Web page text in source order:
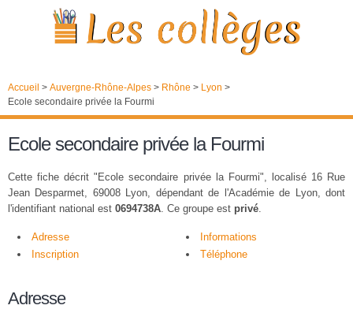
Accueil > Auvergne-Rhône-Alpes > Rhône > Lyon >
Ecole secondaire privée la Fourmi
Ecole secondaire privée la Fourmi
Cette fiche décrit "Ecole secondaire privée la Fourmi", localisé 16 Rue
Jean Desparmet, 69008 Lyon, dépendant de l'Académie de Lyon, dont
l'identifiant national est 0694738A. Ce groupe est privé.
Adresse
Informations
Inscription
Téléphone
Adresse